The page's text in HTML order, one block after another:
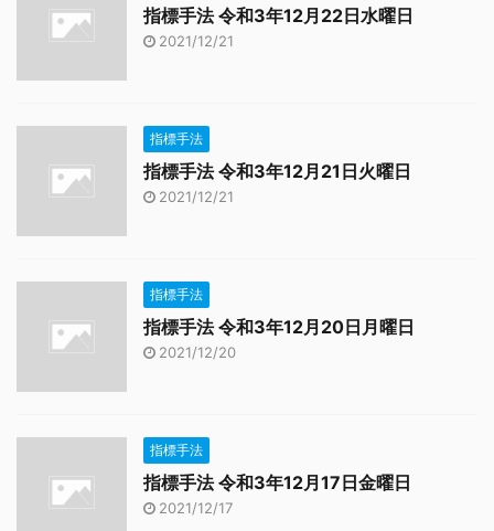
指標手法 令和3年12月22日水曜日
2021/12/21
指標手法
指標手法 令和3年12月21日火曜日
2021/12/21
指標手法
指標手法 令和3年12月20日月曜日
2021/12/20
指標手法
指標手法 令和3年12月17日金曜日
2021/12/17